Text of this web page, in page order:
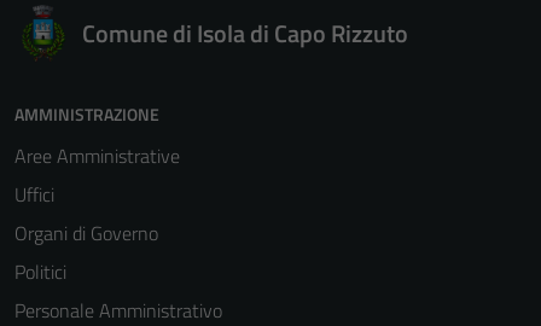
Comune di Isola di Capo Rizzuto
AMMINISTRAZIONE
Aree Amministrative
Uffici
Organi di Governo
Politici
Personale Amministrativo